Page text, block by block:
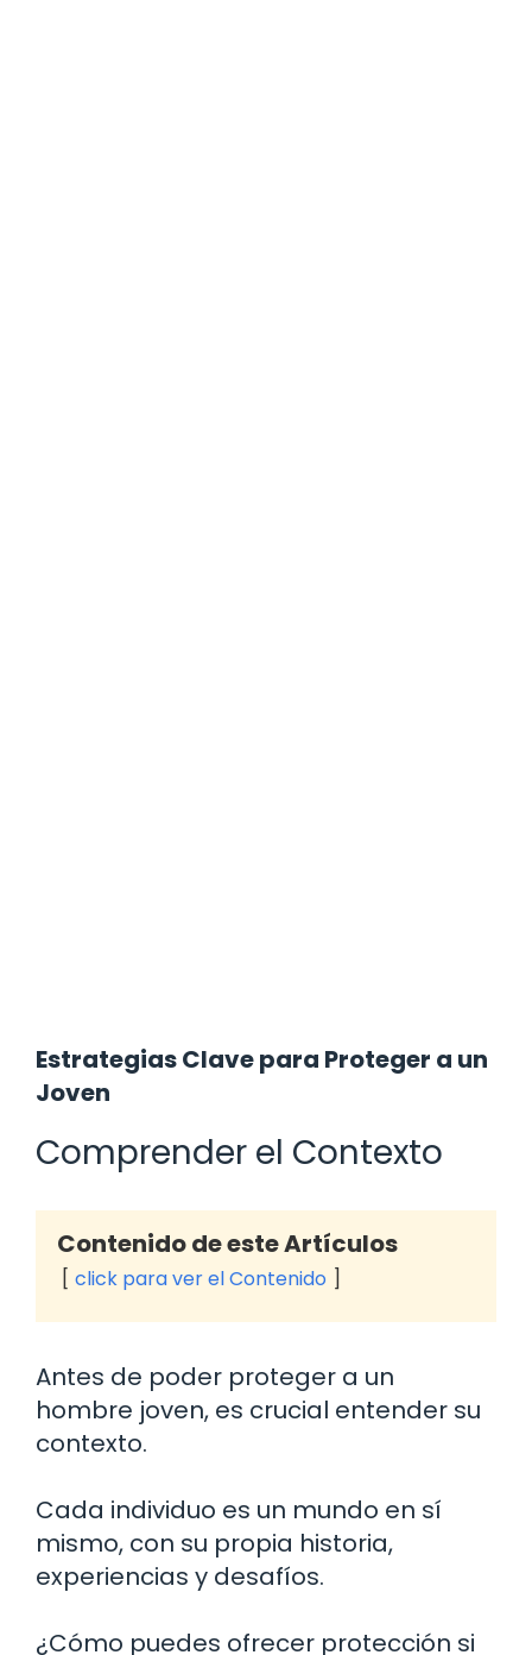
Estrategias Clave para Proteger a un
Joven
Comprender el Contexto
Contenido de este Artículos
click para ver el Contenido
Antes de poder proteger a un
hombre joven, es crucial entender su
contexto.
Cada individuo es un mundo en sí
mismo, con su propia historia,
experiencias y desafíos.
¿Cómo puedes ofrecer protección si